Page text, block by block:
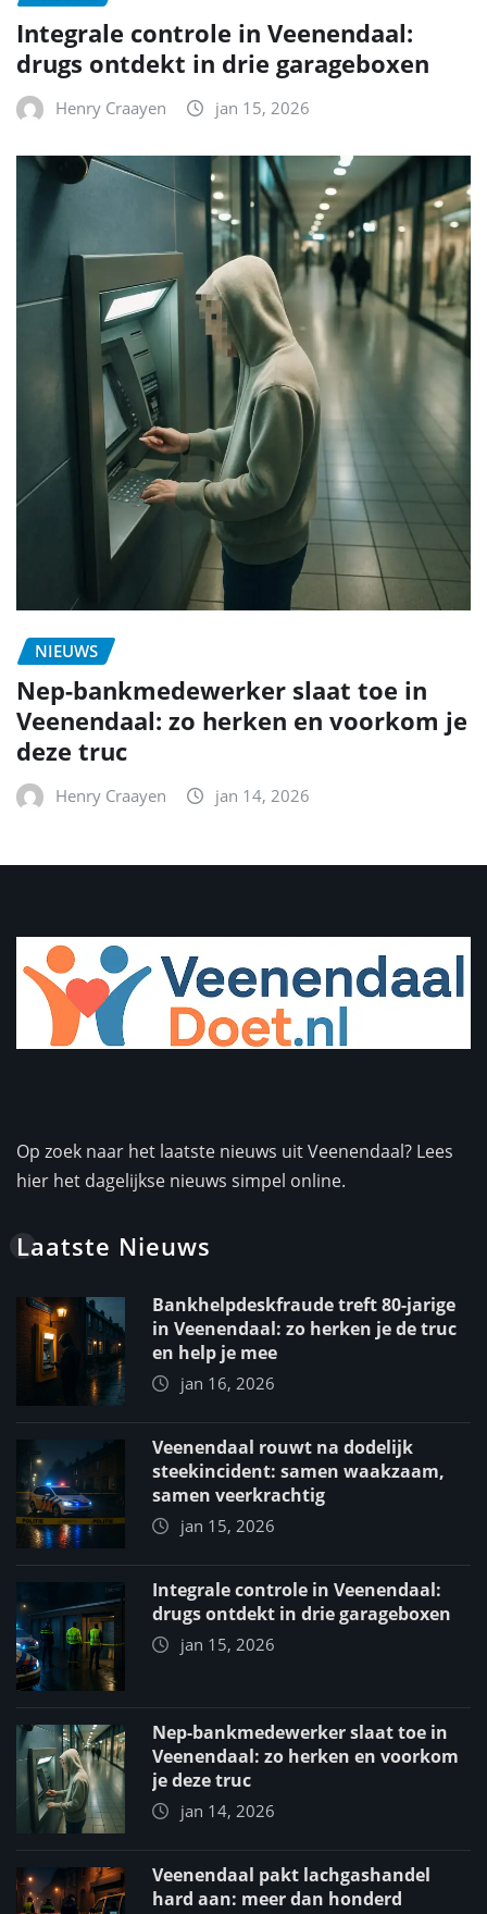
Integrale controle in Veenendaal:
drugs ontdekt in drie garageboxen
Henry Craayen jan 15, 2026
NIEUWS
Nep-bankmedewerker slaat toe in
Veenendaal: zo herken en voorkom je
deze truc
Henry Craayen jan 14, 2026
Op zoek naar het laatste nieuws uit Veenendaal? Lees
hier het dagelijkse nieuws simpel online.
Laatste Nieuws
Bankhelpdeskfraude treft 80-jarige
in Veenendaal: zo herken je de truc
en help je mee
jan 16, 2026
Veenendaal rouwt na dodelijk
steekincident: samen waakzaam,
samen veerkrachtig
jan 15, 2026
Integrale controle in Veenendaal:
drugs ontdekt in drie garageboxen
jan 15, 2026
Nep-bankmedewerker slaat toe in
Veenendaal: zo herken en voorkom
je deze truc
jan 14, 2026
Veenendaal pakt lachgashandel
hard aan: meer dan honderd